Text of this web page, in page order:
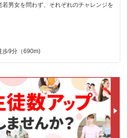
若男女を問わず、それぞれのチャレンジを
歩9分（690m)